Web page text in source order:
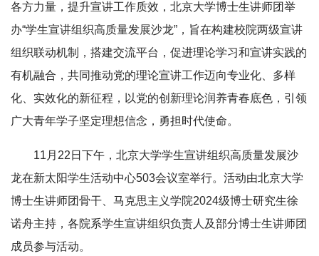
各方力量，提升宣讲工作质效，北京大学博士生讲师团举
办“学生宣讲组织高质量发展沙龙”，旨在构建校院两级宣讲
组织联动机制，搭建交流平台，促进理论学习和宣讲实践的
有机融合，共同推动党的理论宣讲工作迈向专业化、多样
化、实效化的新征程，以党的创新理论润养青春底色，引领
广大青年学子坚定理想信念，勇担时代使命。
11月22日下午，北京大学学生宣讲组织高质量发展沙
龙在新太阳学生活动中心503会议室举行。活动由北京大学
博士生讲师团骨干、马克思主义学院2024级博士研究生徐
诺舟主持，各院系学生宣讲组织负责人及部分博士生讲师团
成员参与活动。